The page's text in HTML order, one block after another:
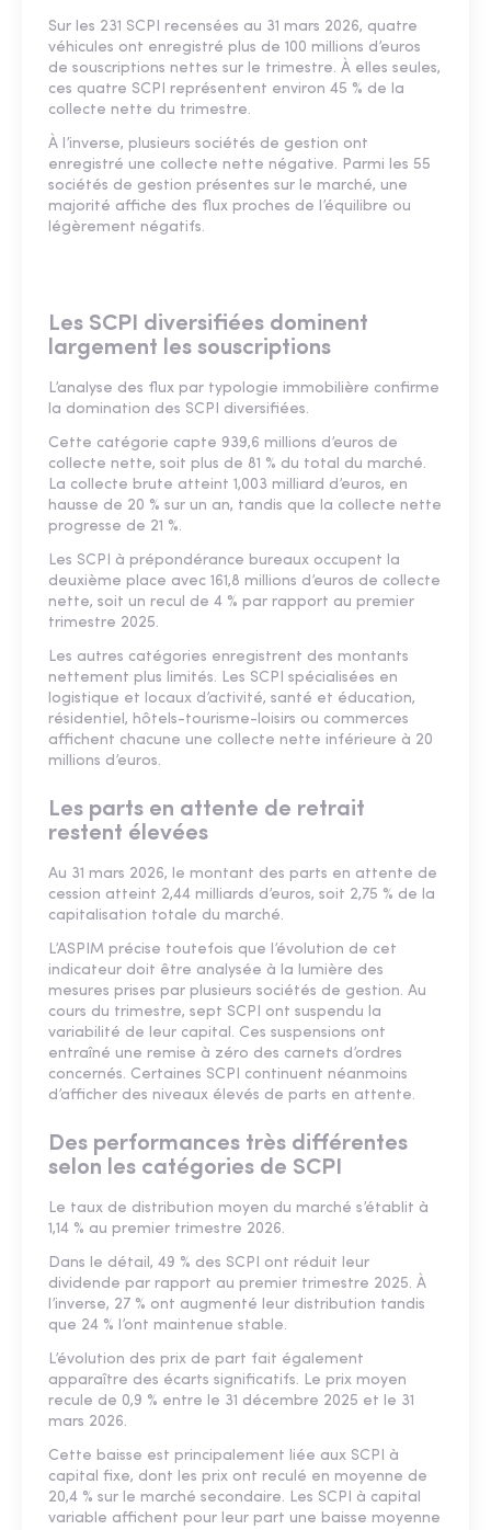
Sur les 231 SCPI recensées au 31 mars 2026, quatre
véhicules ont enregistré plus de 100 millions d’euros
de souscriptions nettes sur le trimestre. À elles seules,
ces quatre SCPI représentent environ 45 % de la
collecte nette du trimestre.
À l’inverse, plusieurs sociétés de gestion ont
enregistré une collecte nette négative. Parmi les 55
sociétés de gestion présentes sur le marché, une
majorité affiche des flux proches de l’équilibre ou
légèrement négatifs.
Les SCPI diversifiées dominent
largement les souscriptions
L’analyse des flux par typologie immobilière confirme
la domination des SCPI diversifiées.
Cette catégorie capte 939,6 millions d’euros de
collecte nette, soit plus de 81 % du total du marché.
La collecte brute atteint 1,003 milliard d’euros, en
hausse de 20 % sur un an, tandis que la collecte nette
progresse de 21 %.
Les SCPI à prépondérance bureaux occupent la
deuxième place avec 161,8 millions d’euros de collecte
nette, soit un recul de 4 % par rapport au premier
trimestre 2025.
Les autres catégories enregistrent des montants
nettement plus limités. Les SCPI spécialisées en
logistique et locaux d’activité, santé et éducation,
résidentiel, hôtels-tourisme-loisirs ou commerces
affichent chacune une collecte nette inférieure à 20
millions d’euros.
Les parts en attente de retrait
restent élevées
Au 31 mars 2026, le montant des parts en attente de
cession atteint 2,44 milliards d’euros, soit 2,75 % de la
capitalisation totale du marché.
L’ASPIM précise toutefois que l’évolution de cet
indicateur doit être analysée à la lumière des
mesures prises par plusieurs sociétés de gestion. Au
cours du trimestre, sept SCPI ont suspendu la
variabilité de leur capital. Ces suspensions ont
entraîné une remise à zéro des carnets d’ordres
concernés. Certaines SCPI continuent néanmoins
d’afficher des niveaux élevés de parts en attente.
Des performances très différentes
selon les catégories de SCPI
Le taux de distribution moyen du marché s’établit à
1,14 % au premier trimestre 2026.
Dans le détail, 49 % des SCPI ont réduit leur
dividende par rapport au premier trimestre 2025. À
l’inverse, 27 % ont augmenté leur distribution tandis
que 24 % l’ont maintenue stable.
L’évolution des prix de part fait également
apparaître des écarts significatifs. Le prix moyen
recule de 0,9 % entre le 31 décembre 2025 et le 31
mars 2026.
Cette baisse est principalement liée aux SCPI à
capital fixe, dont les prix ont reculé en moyenne de
20,4 % sur le marché secondaire. Les SCPI à capital
variable affichent pour leur part une baisse moyenne